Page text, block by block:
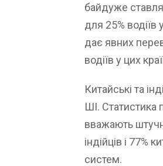
байдуже
для 25% водіїв
дає явних
водіїв у цих
Китайські та
ШІ. Статистика
вважають
індійців і 77%
систем.